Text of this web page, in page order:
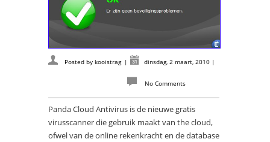
Posted by kooistrag | dinsdag, 2 maart, 2010 |
No Comments
Panda Cloud Antivirus is de nieuwe gratis
virusscanner die gebruik maakt van the cloud,
ofwel van de online rekenkracht en de database